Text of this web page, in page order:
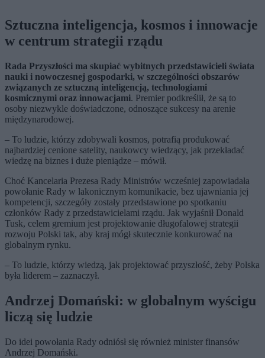
Sztuczna inteligencja, kosmos i innowacje
w centrum strategii rządu
Rada Przyszłości ma skupiać wybitnych przedstawicieli świata
nauki i nowoczesnej gospodarki, w szczególności obszarów
związanych ze sztuczną inteligencją, technologiami
kosmicznymi oraz innowacjami. Premier podkreślił, że są to
osoby niezwykle doświadczone, odnoszące sukcesy na arenie
międzynarodowej.
– To ludzie, którzy zdobywali kosmos, potrafią produkować
najbardziej cenione satelity, naukowcy wiedzący, jak przekładać
wiedzę na biznes i duże pieniądze – mówił.
Choć Kancelaria Prezesa Rady Ministrów wcześniej zapowiadała
powołanie Rady w lakonicznym komunikacie, bez ujawniania jej
kompetencji, szczegóły zostały przedstawione po spotkaniu
członków Rady z przedstawicielami rządu. Jak wyjaśnił Donald
Tusk, celem gremium jest projektowanie długofalowej strategii
rozwoju Polski tak, aby kraj mógł skutecznie konkurować na
globalnym rynku.
– To ludzie, którzy wiedzą, jak projektować przyszłość, żeby Polska
była liderem – zaznaczył.
Andrzej Domański: w globalnym wyścigu
liczą się ludzie
Do idei powołania Rady odniósł się również minister finansów
Andrzej Domański.